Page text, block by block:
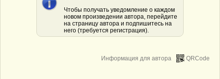
Чтобы получать уведомление о каждом
новом произведении автора, перейдите
на страницу автора и подпишитесь на
него (требуется регистрация).
QRCode
Информация для автора